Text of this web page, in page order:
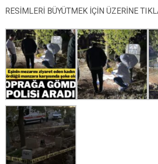
RESİMLERİ BÜYÜTMEK İÇİN ÜZERİNE